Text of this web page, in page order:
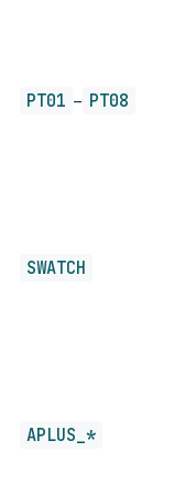
PT01 – PT08
SWATCH
APLUS_*